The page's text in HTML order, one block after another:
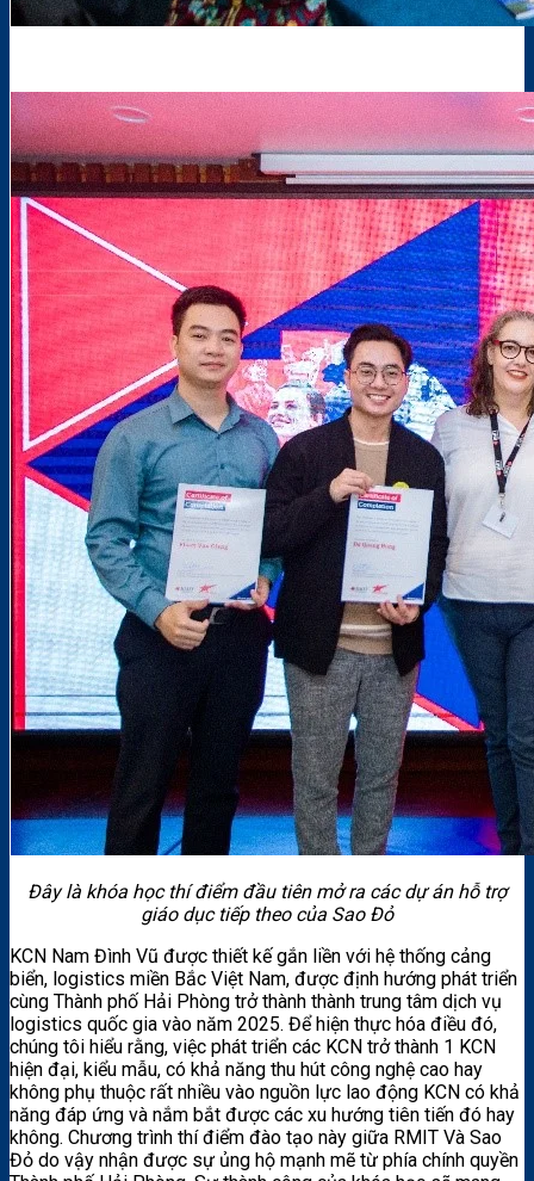
Đây là khóa học thí điểm đầu tiên mở ra các dự án hỗ trợ
giáo dục tiếp theo của Sao Đỏ
KCN Nam Đình Vũ được thiết kế gắn liền với hệ thống cảng
biển, logistics miền Bắc Việt Nam, được định hướng phát triển
cùng Thành phố Hải Phòng trở thành thành trung tâm dịch vụ
logistics quốc gia vào năm 2025. Để hiện thực hóa điều đó,
chúng tôi hiểu rằng, việc phát triển các KCN trở thành 1 KCN
hiện đại, kiểu mẫu, có khả năng thu hút công nghệ cao hay
không phụ thuộc rất nhiều vào nguồn lực lao động KCN có khả
năng đáp ứng và nắm bắt được các xu hướng tiên tiến đó hay
không. Chương trình thí điểm đào tạo này giữa RMIT Và Sao
Đỏ do vậy nhận được sự ủng hộ mạnh mẽ từ phía chính quyền